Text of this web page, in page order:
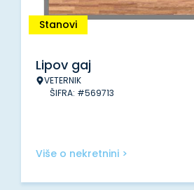
Stanovi
Lipov gaj
VETERNIK
ŠIFRA: #569713
Više o nekretnini >